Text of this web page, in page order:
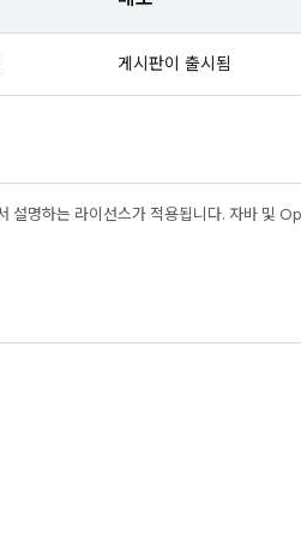
게시판이 출시됨
설명하는 라이선스가 적용됩니다. 자바 및